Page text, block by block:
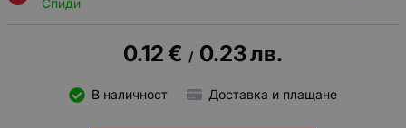
0.12€ / 0.23лв.
В наличност Доставка и плащане